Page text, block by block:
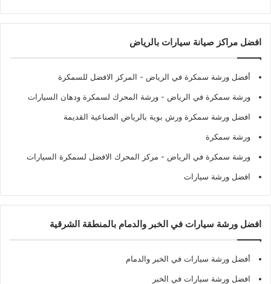
افضل مراكز صيانة سيارات بالرياض
أفضل ورشة سمكرة في الرياض - المركز الافضل للسمكرة
ورشة سمكرة في الرياض - ورشة المحرك لسمكرة ودهان السيارات
افضل ورشة سمكرة ورش بوية بالرياض الصناعية القديمة
ورشة سمكرة
ورشة سمكرة في الرياض - مركز المحرك الافضل لسمكرة السيارات
افضل ورشة سيارات
افضل ورشة سيارات في الخبر والدمام بالمنطقة الشرقية
أفضل ورشة سيارات في الخبر والدمام
افضل ورشة سيارات في الخبر